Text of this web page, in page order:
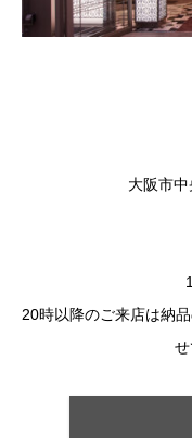
大阪市
20時以降のご来店は納
せ